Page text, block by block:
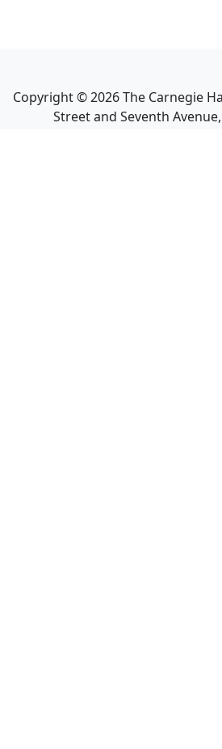
Copyright ©2026The Carnegie
Street and Seventh